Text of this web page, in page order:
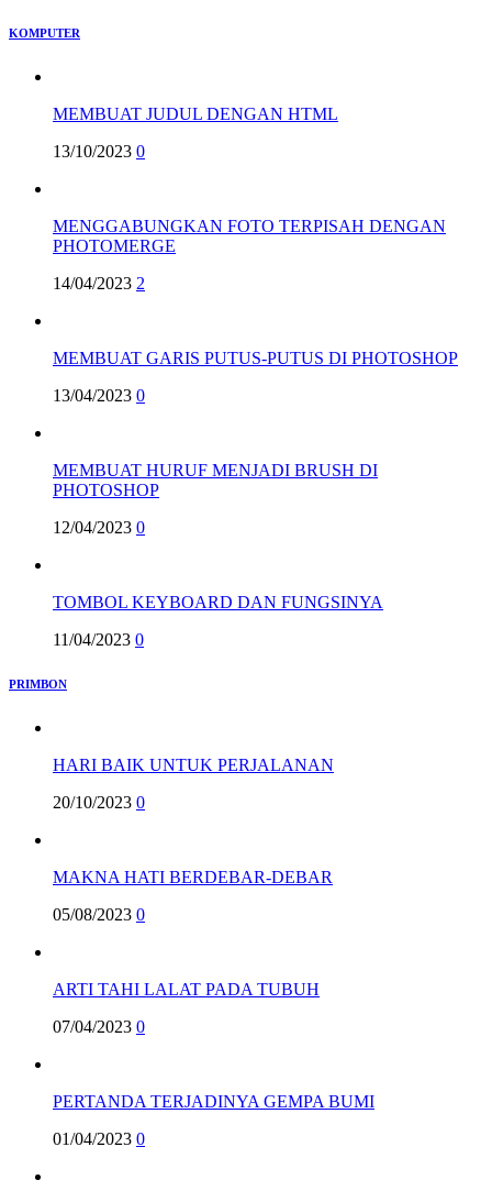
KOMPUTER
MEMBUAT JUDUL DENGAN HTML
13/10/2023 0
MENGGABUNGKAN FOTO TERPISAH DENGAN
PHOTOMERGE
14/04/2023 2
MEMBUAT GARIS PUTUS-PUTUS DI PHOTOSHOP
13/04/2023 0
MEMBUAT HURUF MENJADI BRUSH DI
PHOTOSHOP
12/04/2023 0
TOMBOL KEYBOARD DAN FUNGSINYA
11/04/2023 0
PRIMBON
HARI BAIK UNTUK PERJALANAN
20/10/2023 0
MAKNA HATI BERDEBAR-DEBAR
05/08/2023 0
ARTI TAHI LALAT PADA TUBUH
07/04/2023 0
PERTANDA TERJADINYA GEMPA BUMI
01/04/2023 0